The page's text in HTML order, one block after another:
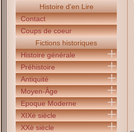
Histoire d'en Lire
Contact
Coups de coeur
Fictions historiques
Histoire générale
Préhistoire
Antiquité
Moyen-Âge
Epoque Moderne
XIXè siècle
XXè siècle